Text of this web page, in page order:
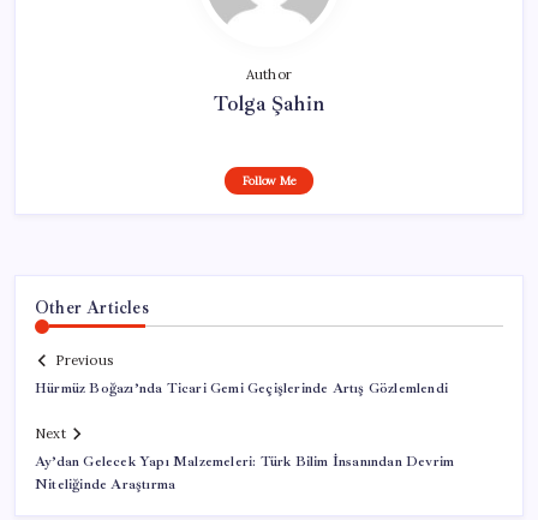
Author
Tolga Şahin
Follow Me
Other Articles
Previous
Hürmüz Boğazı’nda Ticari Gemi Geçişlerinde Artış Gözlemlendi
Next
Ay’dan Gelecek Yapı Malzemeleri: Türk Bilim İnsanından Devrim
Niteliğinde Araştırma